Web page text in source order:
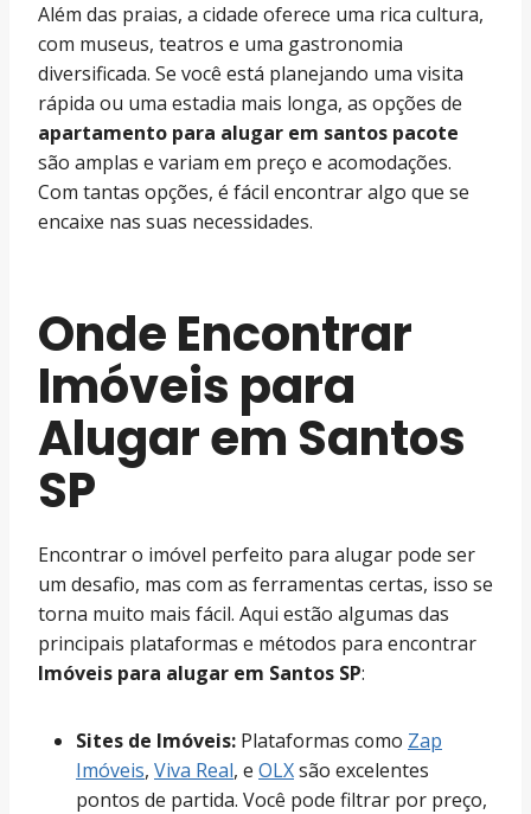
Além das praias, a cidade oferece uma rica cultura,
com museus, teatros e uma gastronomia
diversificada. Se você está planejando uma visita
rápida ou uma estadia mais longa, as opções de
apartamento para alugar em santos pacote
são amplas e variam em preço e acomodações.
Com tantas opções, é fácil encontrar algo que se
encaixe nas suas necessidades.
Onde Encontrar
Imóveis para
Alugar em Santos
SP
Encontrar o imóvel perfeito para alugar pode ser
um desafio, mas com as ferramentas certas, isso se
torna muito mais fácil. Aqui estão algumas das
principais plataformas e métodos para encontrar
Imóveis para alugar em Santos SP:
Sites de Imóveis: Plataformas como Zap
Imóveis, Viva Real, e OLXsão excelentes
pontos de partida. Você pode filtrar por preço,